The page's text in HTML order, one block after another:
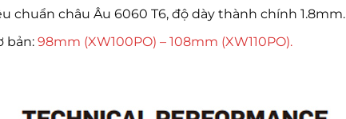
chuẩn châu Âu 6060 T6, độ dày thành chính 1.8mm.
bản:98mm (XW100PO) – 108mm (XW110PO).